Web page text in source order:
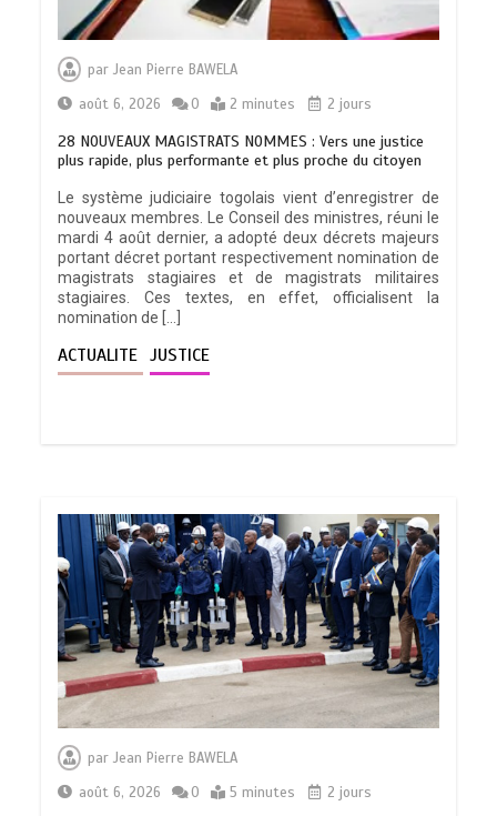
parJean Pierre BAWELA
août 6, 2026
0 2 minutes 2 jours
28 NOUVEAUX MAGISTRATS NOMMES : Vers une justice
plus rapide, plus performante et plus proche du citoyen
Le système judiciaire togolais vient d’enregistrer de
nouveaux membres. Le Conseil des ministres, réuni le
mardi 4 août dernier, a adopté deux décrets majeurs
portant décret portant respectivement nomination de
magistrats stagiaires et de magistrats militaires
stagiaires. Ces textes, en effet, officialisent la
nomination de […]
ACTUALITE JUSTICE
parJean Pierre BAWELA
août 6, 2026
0 5 minutes 2 jours